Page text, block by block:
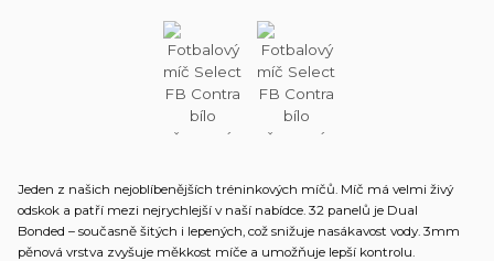
Jeden z našich nejoblíbenějších tréninkových míčů. Míč má velmi živý
odskok a patří mezi nejrychlejší v naší nabídce. 32 panelů je Dual
Bonded – současně šitých i lepených, což snižuje nasákavost vody. 3mm
pěnová vrstva zvyšuje měkkost míče a umožňuje lepší kontrolu.